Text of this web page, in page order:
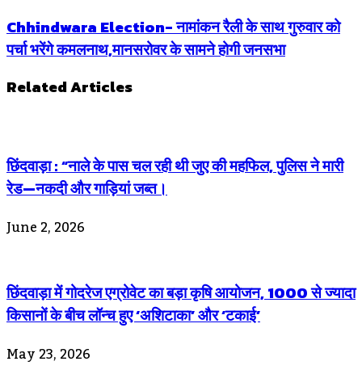
Chhindwara Election- नामांकन रैली के साथ गुरुवार को
पर्चा भरेंगे कमलनाथ,मानसरोवर के सामने होगी जनसभा
Related Articles
छिंदवाड़ा : “नाले के पास चल रही थी जुए की महफिल, पुलिस ने मारी
रेड—नकदी और गाड़ियां जब्त।
June 2, 2026
छिंदवाड़ा में गोदरेज एग्रोवेट का बड़ा कृषि आयोजन, 1000 से ज्यादा
किसानों के बीच लॉन्च हुए ‘अशिटाका’ और ‘टकाई’
May 23, 2026